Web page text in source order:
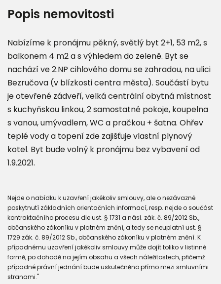
Popis nemovitosti
Nabízíme k pronájmu pěkný, světlý byt 2+1, 53 m2, s
balkonem 4 m2 a s výhledem do zeleně. Byt se
nachází ve 2.NP cihlového domu se zahradou, na ulici
Bezručova (v blízkosti centra města). Součástí bytu
je otevřené zádveří, velká centrální obytná místnost
s kuchyňskou linkou, 2 samostatné pokoje, koupelna
s vanou, umývadlem, WC a pračkou + šatna. Ohřev
teplé vody a topení zde zajišťuje vlastní plynový
kotel. Byt bude volný k pronájmu bez vybavení od
1.9.2021.
Nejde o nabídku k uzavření jakékoliv smlouvy, ale o nezávazné
poskytnutí základních orientačních informací, resp. nejde o součást
kontraktačního procesu dle ust. § 1731 a násl. zák. č. 89/2012 Sb.,
občanského zákoníku v platném znění, a tedy se neuplatní ust. §
1729 zák. č. 89/2012 Sb., občanského zákoníku v platném znění. K
případnému uzavření jakékoliv smlouvy může dojít toliko v listinné
formě, po dohodě na jejím obsahu a všech náležitostech, přičemž
případné právní jednání bude uskutečněno přímo mezi smluvními
stranami."